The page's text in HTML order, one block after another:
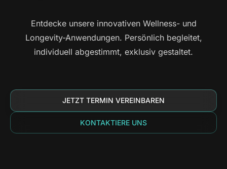
Entdecke unsere innovativen Wellness- und
Longevity-Anwendungen. Persönlich begleitet,
individuell abgestimmt, exklusiv gestaltet.
JETZT TERMIN VEREINBAREN
KONTAKTIERE UNS